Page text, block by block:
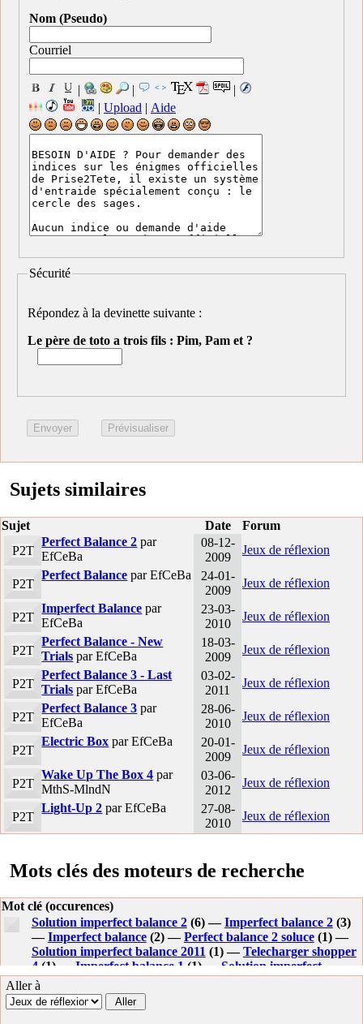
Nom (Pseudo)
Courriel
| |
|
| Upload | Aide
Sécurité
Répondez à la devinette suivante :
Le père de toto a trois fils : Pim, Pam et ?
Sujets similaires
Sujet Date
Forum
P2T
Perfect Balance 2 par
EfCeBa
08-12-
2009
Jeux de réflexion
P2T
Perfect Balance par EfCeBa
24-01-
2009
Jeux de réflexion
P2T
Imperfect Balance par
EfCeBa
23-03-
2010
Jeux de réflexion
P2T
Perfect Balance - New
Trials par EfCeBa
18-03-
2009
Jeux de réflexion
P2T
Perfect Balance 3 - Last
Trials par EfCeBa
03-02-
2011
Jeux de réflexion
P2T
Perfect Balance 3 par
EfCeBa
28-06-
2010
Jeux de réflexion
P2T
Electric Box par EfCeBa
20-01-
2009
Jeux de réflexion
P2T
Wake Up The Box 4 par
MthS-MlndN
03-06-
2012
Jeux de réflexion
P2T
Light-Up 2 par EfCeBa
27-08-
2010
Jeux de réflexion
Mots clés des moteurs de recherche
Mot clé (occurences)
Solution imperfect balance 2(6) —Imperfect balance 2(3)
—Imperfect balance(2) —Perfect balance 2 soluce(1) —
Solution imperfect balance 2011(1) —Telecharger shopper
4 (1) — Imperfect balance 1 (1) — Solution imperfect
balance(1) —Soluce imperfect balance(1) —Imperfect
balance 2 reponce(1) —
(1) —Imperfect balance 2 walkthough 2 walkthough
Aller à